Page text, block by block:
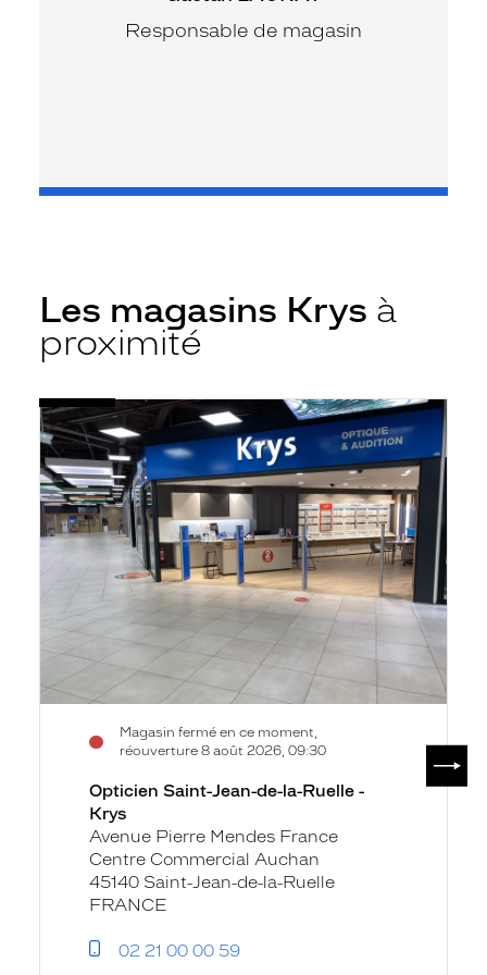
Responsable de magasin
Les magasins Krys à
proximité
Opticien
Saint-
Jean-
de-
la-
Ruelle
Krys
Magasin fermé en ce moment,
réouverture 8 août 2026, 09:30
Voir
la
fiche
Opticien Saint-Jean-de-la-Ruelle -
Krys
Avenue Pierre Mendes France
Centre Commercial Auchan
45140 Saint-Jean-de-la-Ruelle
FRANCE
02 21 00 00 59